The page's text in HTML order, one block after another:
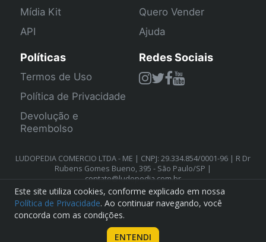
Mídia Kit
API
Quero Vender
Ajuda
Políticas
Termos de Uso
Política de Privacidade
Devolução e
Reembolso
Redes Sociais
LUDOPEDIA COMERCIO LTDA - ME | CNPJ: 29.334.854/0001-96 | R Dr
Rubens Gomes Bueno, 395 - São Paulo/SP |
contato@ludopedia.com.br
Este site utiliza cookies, conforme explicado em nossa
Política de Privacidade. Ao continuar navegando, você
concorda com as condições.
ENTENDI